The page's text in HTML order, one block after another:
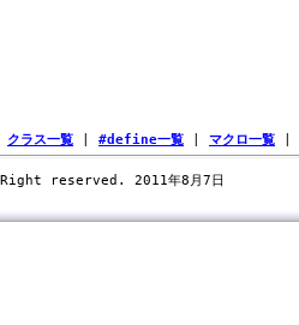
クラス一覧 #define一覧 マクロ一覧
reserved. 2011年8月7日